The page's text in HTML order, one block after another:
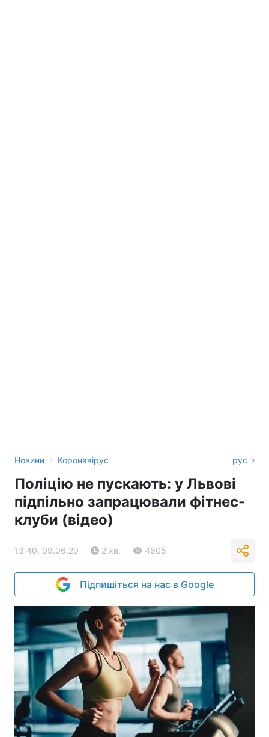
Новини › Коронавірус рус
Поліцію не пускають: у Львові
підпільно запрацювали фітнес-
клуби (відео)
13:40, 09.06.20 2 хв. 4605
Підпишіться на нас в Google